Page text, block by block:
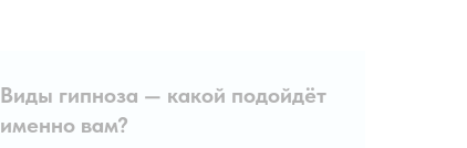
Виды гипноза — какой подойдёт
именно вам?